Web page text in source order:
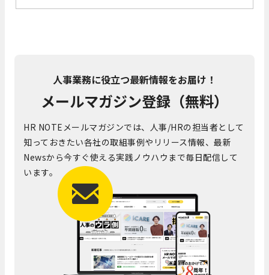
人事業務に役立つ最新情報をお届け！
メールマガジン登録（無料）
HR NOTEメールマガジンでは、人事/HRの担当者として
知っておきたい各社の取組事例やリリース情報、最新
Newsから今すぐ使える実践ノウハウまで毎日配信して
います。